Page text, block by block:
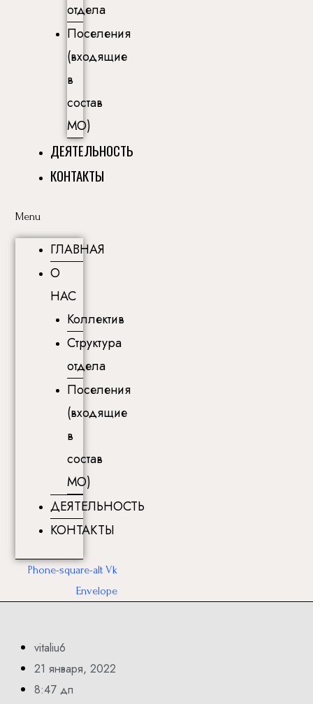
отдела
Поселения
(входящие
в
состав
МО)
ДЕЯТЕЛЬНОСТЬ
КОНТАКТЫ
Menu
ГЛАВНАЯ
О
НАС
Коллектив
Структура
отдела
Поселения
(входящие
в
состав
МО)
ДЕЯТЕЛЬНОСТЬ
КОНТАКТЫ
Phone-square-alt Vk
Envelope
vitaliu6
21 января, 2022
8:47 дп